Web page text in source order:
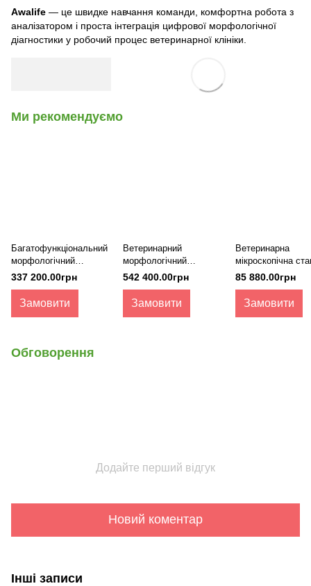
Awalife — це швидке навчання команди, комфортна робота з
аналізатором і проста інтеграція цифрової морфологічної
діагностики у робочий процес ветеринарної клініки.
Ми рекомендуємо
Багатофункціональний
морфологічний
аналізатор AI-80Vet,
337 200.00грн
Замовити
Ветеринарний
морфологічний
аналізатор Drophil V-
542 400.00грн
Замовити
Ветеринарна
мікроскопічна
Awalife DM-03
85 880.00грн
Замовити
Обговорення
Додайте перший відгук
Новий коментар
Інші записи